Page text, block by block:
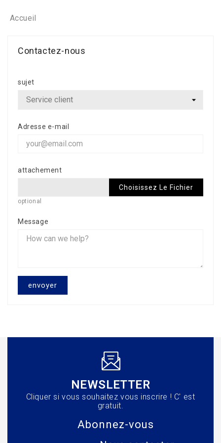
Accueil
Contactez-nous
sujet
Adresse e-mail
attachement
Choisissez Le Fichier
optional
Message
NEWSLETTER
Cliquer si vous souhaitez vous inscrire ! C' est
gratuit.
Abonnez-vous